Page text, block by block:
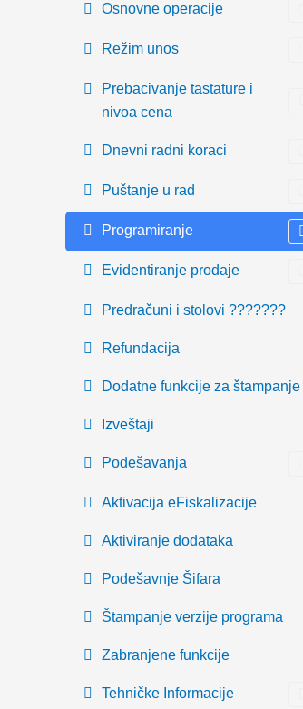
Osnovne operacije
Režim unos
Prebacivanje tastature i
nivoa cena
Dnevni radni koraci
Puštanje u rad
Programiranje
Evidentiranje prodaje
Predračuni i stolovi ???????
Refundacija
Dodatne funkcije za štampanje
Izveštaji
Podešavanja
Aktivacija eFiskalizacije
Aktiviranje dodataka
Podešavnje Šifara
Štampanje verzije programa
Zabranjene funkcije
Tehničke Informacije